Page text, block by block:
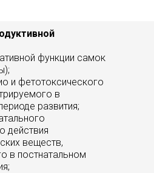
функции самок
и фетотоксического
в
развития;
действия
веществ,
в постнатальном